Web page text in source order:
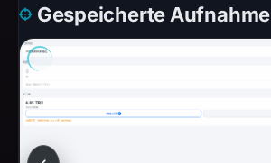
Gespeicherte Aufnahme